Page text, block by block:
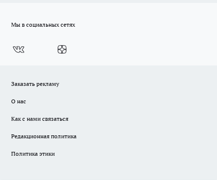
Мы в социальных сетях
Заказать рекламу
О нас
Как с нами связаться
Редакционная политика
Политика этики